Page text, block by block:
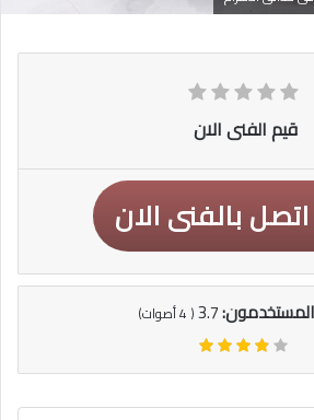
قيم الفنى الان
اتصل بالفنى الان
المستخدمون:3.7
(
4أصوات)